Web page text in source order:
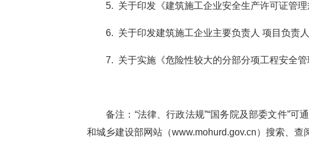
5. 关于印发《建筑施工企业安全生产许可证管
6. 关于印发建筑施工企业主要负责人 项目负责
7. 关于实施《危险性较大的分部分项工程安全
备注：“法律、行政法规”“国务院及部委文件”
和城乡建设部网站（www.mohurd.gov.cn）搜索、查